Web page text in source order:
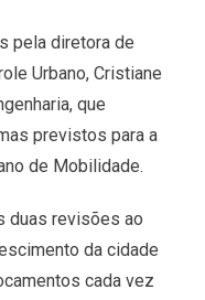
pela diretora de
Urbano, Cristiane
que
previstos para a
de Mobilidade.
duas revisões ao
da cidade
cada vez